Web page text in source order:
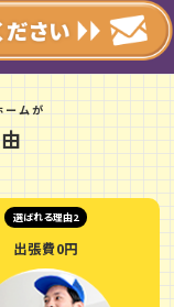
ームが
選ばれる理由2
出張費0円